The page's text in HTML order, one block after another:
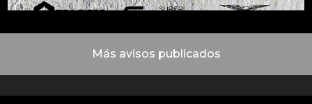
Más avisos publicados